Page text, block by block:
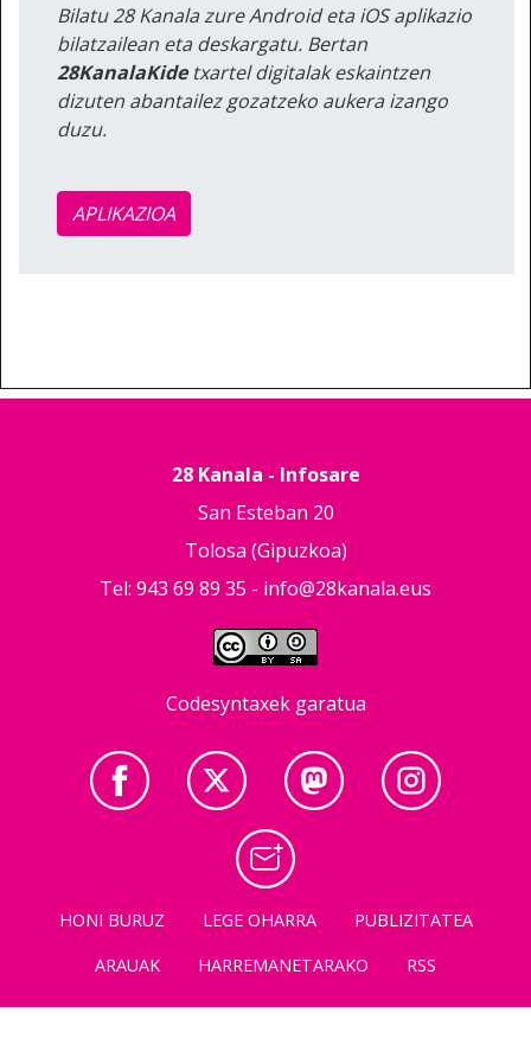
Bilatu 28 Kanala zure Android eta iOS aplikazio
bilatzailean eta deskargatu. Bertan
28KanalaKidetxartel digitalak eskaintzen
dizuten abantailez gozatzeko aukera izango
duzu.
APLIKAZIOA
28 Kanala - Infosare
San Esteban 20
Tolosa (Gipuzkoa)
Tel: 943 69 89 35 - info@28kanala.eus
Codesyntaxek garatua
HONI BURUZ LEGE OHARRA
PUBLIZITATEA
ARAUAK
HARREMANETARAKO RSS